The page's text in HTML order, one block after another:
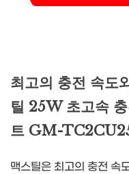
최고의 충전 속도
틸 25W 초고속
트 GM-
맥스틸은 최고의 충전 속